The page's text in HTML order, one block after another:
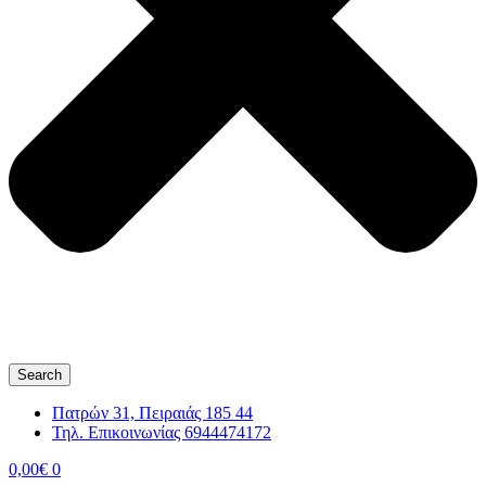
Search
Πατρών 31, Πειραιάς 185 44
Τηλ. Επικοινωνίας 6944474172
0,00€ 0